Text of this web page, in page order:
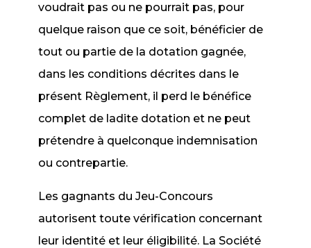
voudrait pas ou ne pourrait pas, pour
quelque raison que ce soit, bénéficier de
tout ou partie de la dotation gagnée,
dans les conditions décrites dans le
présent Règlement, il perd le bénéfice
complet de ladite dotation et ne peut
prétendre à quelconque indemnisation
ou contrepartie.
Les gagnants du Jeu-Concours
autorisent toute vérification concernant
leur identité et leur éligibilité. La Société